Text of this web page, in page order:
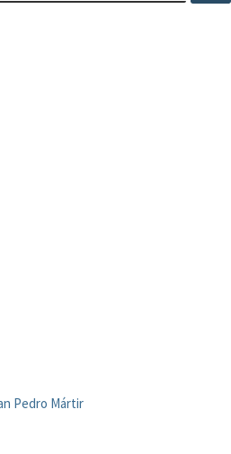
Pedro Mártir